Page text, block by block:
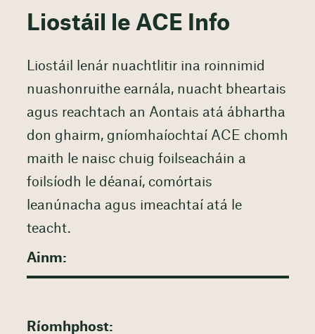
Liostáil le ACE Info
Liostáil lenár nuachtlitir ina roinnimid
nuashonruithe earnála, nuacht bheartais
agus reachtach an Aontais atá ábhartha
don ghairm, gníomhaíochtaí ACE chomh
maith le naisc chuig foilseacháin a
foilsíodh le déanaí, comórtais
leanúnacha agus imeachtaí atá le
teacht.